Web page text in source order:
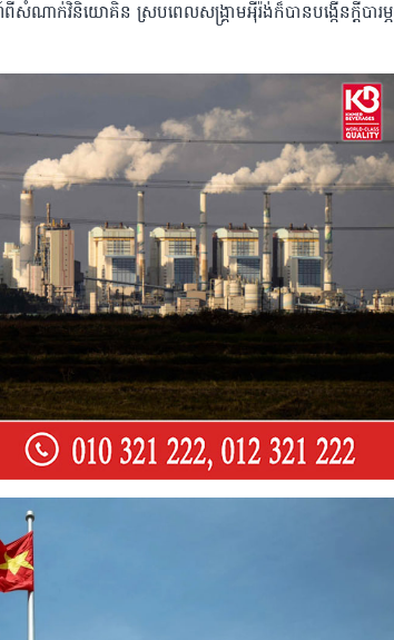
សំណាក់វិនិយោគិន ស្របពេលសង្គ្រាមអ៉ីរ៉ង់ក៏បានបង្កើនក្តីបារម្ភ